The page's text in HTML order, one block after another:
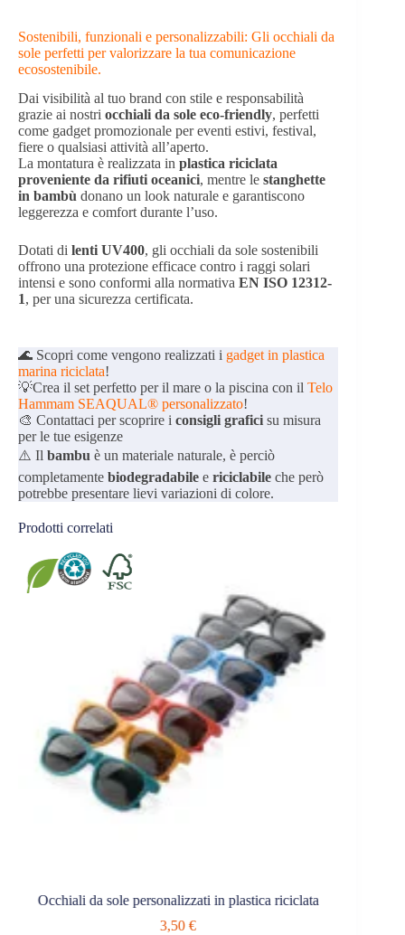
Sostenibili, funzionali e personalizzabili: Gli occhiali da
sole perfetti per valorizzare la tua comunicazione
ecosostenibile.
Dai visibilità al tuo brand con stile e responsabilità
grazie ai nostri occhiali da sole eco-friendly, perfetti
come gadget promozionale per eventi estivi, festival,
fiere o qualsiasi attività all’aperto.
La montatura è realizzata in plastica riciclata
proveniente da rifiuti oceanici, mentre le stanghette
in bambù donano un look naturale e garantiscono
leggerezza e comfort durante l’uso.
Dotati di lenti UV400, gli occhiali da sole sostenibili
offrono una protezione efficace contro i raggi solari
intensi e sono conformi alla normativa EN ISO 12312-
1, per una sicurezza certificata.
🌊 Scopri come vengono realizzati i gadget in plastica
marina riciclata!
💡Crea il set perfetto per il mare o la piscina con il Telo
Hammam SEAQUAL® personalizzato!
🎨 Contattaci per scoprire i consigli grafici su misura
per le tue esigenze
⚠️ Il bambu è un materiale naturale, è perciò
completamente biodegradabile e riciclabile che però
potrebbe presentare lievi variazioni di colore.
Prodotti correlati
Occhiali da sole personalizzati in plastica riciclata
3,50€